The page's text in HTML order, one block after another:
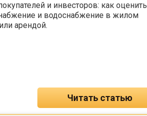
и инвесторов: как оценить
и водоснабжение в жилом
арендой.
Читать статью